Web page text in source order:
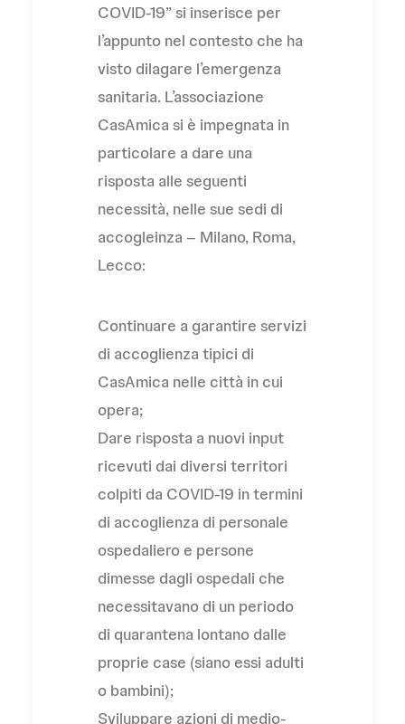
COVID-19” si inserisce per
l’appunto nel contesto che ha
visto dilagare l’emergenza
sanitaria. L’associazione
CasAmica si è impegnata in
particolare a dare una
risposta alle seguenti
necessità, nelle sue sedi di
accogleinza – Milano, Roma,
Lecco:
Continuare a garantire servizi
di accoglienza tipici di
CasAmica nelle città in cui
opera;
Dare risposta a nuovi input
ricevuti dai diversi territori
colpiti da COVID-19 in termini
di accoglienza di personale
ospedaliero e persone
dimesse dagli ospedali che
necessitavano di un periodo
di quarantena lontano dalle
proprie case (siano essi adulti
o bambini);
Sviluppare azioni di medio-